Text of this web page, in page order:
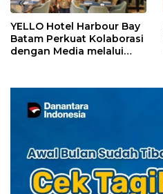
YELLO Hotel Harbour Bay
Batam Perkuat Kolaborasi
dengan Media melalui